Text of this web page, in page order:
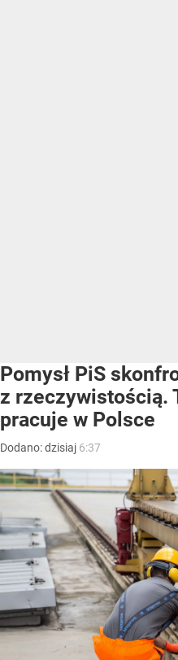
Pomysł PiS
z rzeczywistością.
pracuje w Polsce
Dodano:dzisiaj 6:37